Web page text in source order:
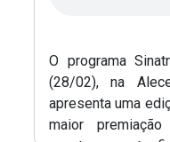
O programa
(28/02), na
apresenta uma
maior